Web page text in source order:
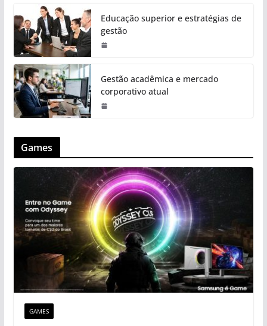
Educação superior e estratégias de
gestão
Gestão acadêmica e mercado
corporativo atual
Games
GAMES